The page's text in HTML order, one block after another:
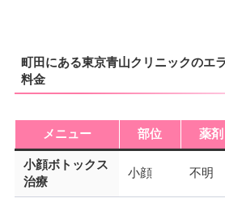
町田にある東京青山クリニックのエ
料金
メニュー 部位 薬剤
小顔ボトックス
治療
小顔 不明